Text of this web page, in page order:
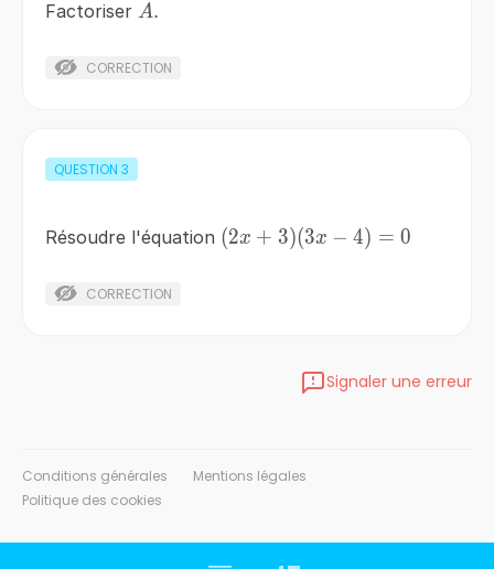
Factoriser A.
A.
CORRECTION
QUESTION 3
Résoudre l'équation (2x+3)
(2x + 3)(3x − 4) = 0
CORRECTION
Signaler une erreur
Conditions générales
Mentions légales
Politique des cookies